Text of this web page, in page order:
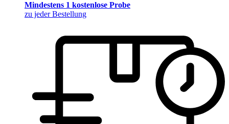
Mindestens 1 kostenlose Probe
zu jeder Bestellung